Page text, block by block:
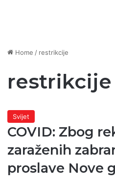
Home / restrikcije
restrikcije
Svijet
COVID: Zbog
zaraženih
proslave Nove